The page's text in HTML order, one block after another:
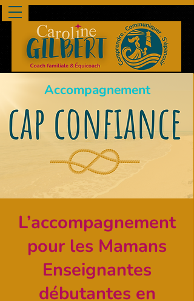
Accompagnement
L’accompagnement
pour les Mamans
Enseignantes
débutantes en